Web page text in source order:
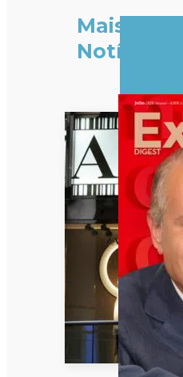
Mais
Notícias